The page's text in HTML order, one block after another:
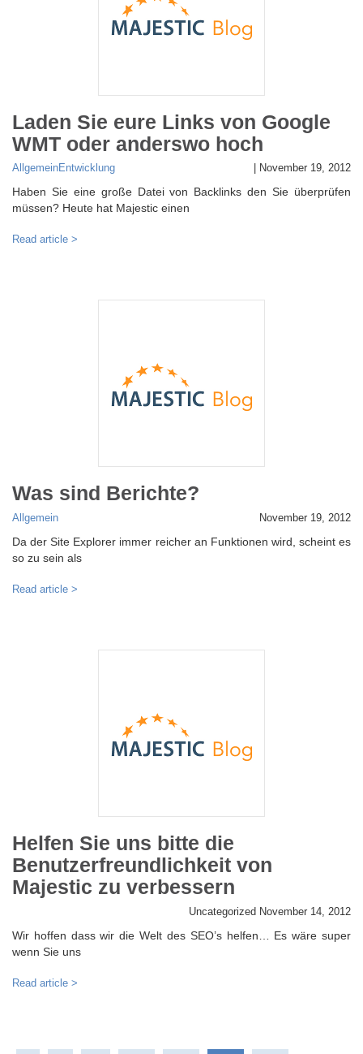
Laden Sie eure Links von Google
WMT oder anderswo hoch
AllgemeinEntwicklung November 19, 2012
Haben Sie eine große Datei von Backlinks den Sie überprüfen
müssen? Heute hat Majestic einen
Read article >
Was sind Berichte?
Allgemein November 19, 2012
Da der Site Explorer immer reicher an Funktionen wird, scheint es
so zu sein als
Read article >
Helfen Sie uns bitte die
Benutzerfreundlichkeit von
Majestic zu verbessern
Uncategorized November 14, 2012
Wir hoffen dass wir die Welt des SEO’s helfen… Es wäre super
wenn Sie uns
Read article >